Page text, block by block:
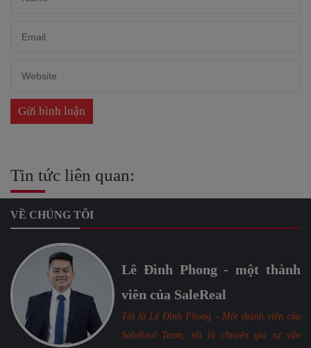
Tin tức liên quan:
VỀ CHÚNG TÔI
Lê Đình Phong - một thành
viên của SaleReal
Tôi là Lê Đình Phong - Một thành viên của
SaleReal Team, tôi là chuyên gia tư vấn